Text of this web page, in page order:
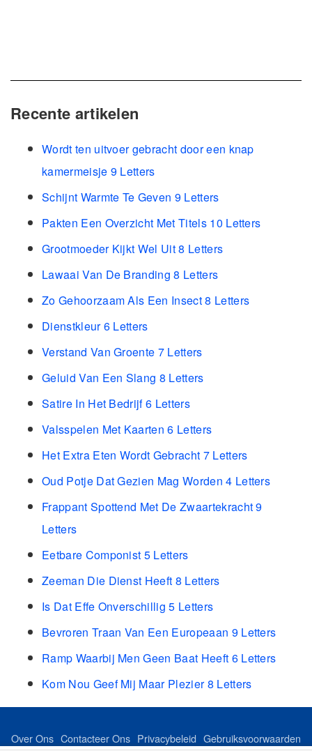
Recente artikelen
Wordt ten uitvoer gebracht door een knap
kamermeisje 9 Letters
Schijnt Warmte Te Geven 9 Letters
Pakten Een Overzicht Met Titels 10 Letters
Grootmoeder Kijkt Wel Uit 8 Letters
Lawaai Van De Branding 8 Letters
Zo Gehoorzaam Als Een Insect 8 Letters
Dienstkleur 6 Letters
Verstand Van Groente 7 Letters
Geluid Van Een Slang 8 Letters
Satire In Het Bedrijf 6 Letters
Valsspelen Met Kaarten 6 Letters
Het Extra Eten Wordt Gebracht 7 Letters
Oud Potje Dat Gezien Mag Worden 4 Letters
Frappant Spottend Met De Zwaartekracht 9
Letters
Eetbare Componist 5 Letters
Zeeman Die Dienst Heeft 8 Letters
Is Dat Effe Onverschillig 5 Letters
Bevroren Traan Van Een Europeaan 9 Letters
Ramp Waarbij Men Geen Baat Heeft 6 Letters
Kom Nou Geef Mij Maar Plezier 8 Letters
Over Ons Contacteer Ons Privacybeleid Gebruiksvoorwaarden